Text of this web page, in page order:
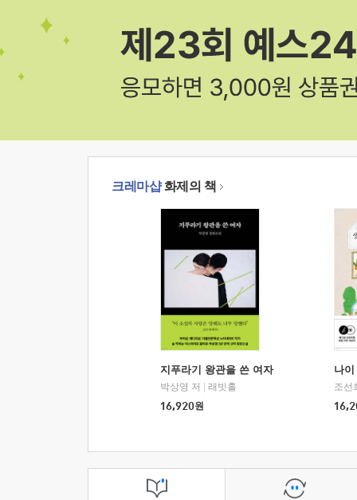
크레마샵화제의 책
지푸라기 왕관을 쓴 여자
박상영 저
래빗홀
16,920원
나
조선